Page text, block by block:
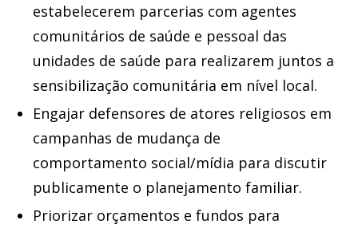
estabelecerem parcerias com agentes
comunitários de saúde e pessoal das
unidades de saúde para realizarem juntos a
sensibilização comunitária em nível local.
Engajar defensores de atores religiosos em
campanhas de mudança de
comportamento social/mídia para discutir
publicamente o planejamento familiar.
Priorizar orçamentos e fundos para